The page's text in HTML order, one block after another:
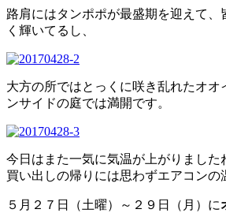
路肩にはタンポポが最盛期を迎えて、
く輝いてるし、
大方の所ではとっくに咲き乱れたオオ
ンサイドの庭では満開です。
今日はまた一気に気温が上がりました
買い出しの帰りには思わずエアコンの
５月２７日（土曜）～２９日（月）に